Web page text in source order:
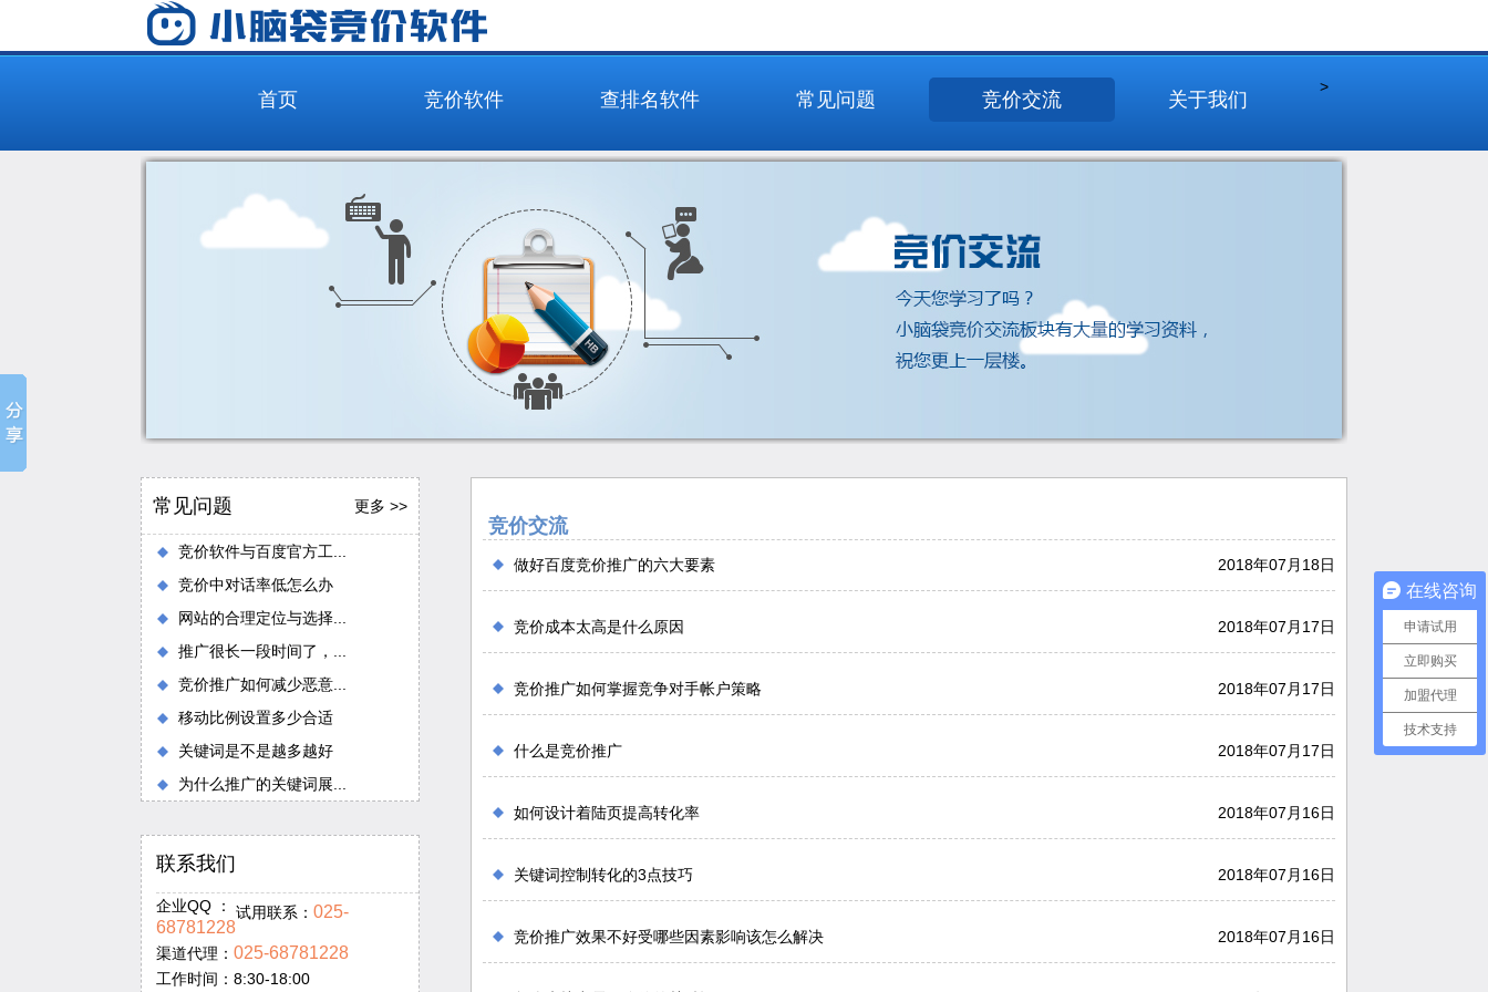
首页 竞价软件 查排名软件
>
常见问题 竞价交流 关于我们
常见问题 更多 >>
竞价软件与百度官方工...
竞价中对话率低怎么办
网站的合理定位与选择...
推广很长一段时间了，...
竞价推广如何减少恶意...
移动比例设置多少合适
关键词是不是越多越好
为什么推广的关键词展...
联系我们
企业QQ ： 试用联系： 025-
68781228
渠道代理： 025-68781228
工作时间：8:30-18:00
竞价交流
做好百度竞价推广的六大要素 2018年07月18日
竞价成本太高是什么原因 2018年07月17日
竞价推广如何掌握竞争对手帐户策略 2018年07月17日
什么是竞价推广 2018年07月17日
如何设计着陆页提高转化率 2018年07月16日
关键词控制转化的3点技巧 2018年07月16日
竞价推广效果不好受哪些因素影响该怎么解决 2018年07月16日
在线咨询
申请试用
立即购买
加盟代理
技术支持